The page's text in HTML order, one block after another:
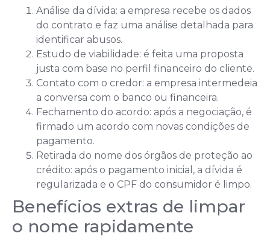
Análise da dívida: a empresa recebe os dados
do contrato e faz uma análise detalhada para
identificar abusos.
Estudo de viabilidade: é feita uma proposta
justa com base no perfil financeiro do cliente.
Contato com o credor: a empresa intermedeia
a conversa com o banco ou financeira.
Fechamento do acordo: após a negociação, é
firmado um acordo com novas condições de
pagamento.
Retirada do nome dos órgãos de proteção ao
crédito: após o pagamento inicial, a dívida é
regularizada e o CPF do consumidor é limpo.
Benefícios extras de limpar
o nome rapidamente